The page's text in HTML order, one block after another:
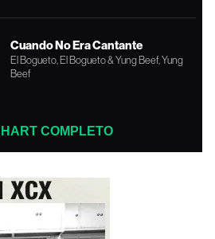
Cuando No Era Cantante
El Bogueto, El Bogueto & Yung Beef, Yung
Beef
COMPLETO